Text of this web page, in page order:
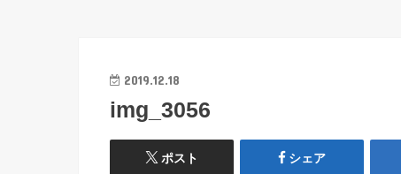
2019.12.18
img_3056
ポスト シェア